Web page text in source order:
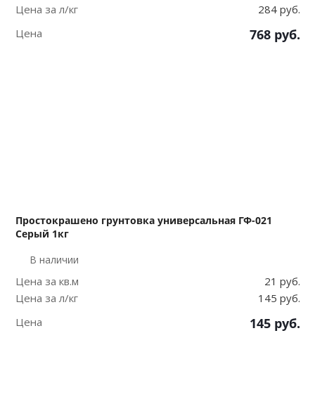
Цена за л/кг
284 руб.
Цена
768 руб.
Простокрашено грунтовка универсальная ГФ-021
Серый 1кг
В наличии
Цена за кв.м
21 руб.
Цена за л/кг
145 руб.
Цена
145 руб.